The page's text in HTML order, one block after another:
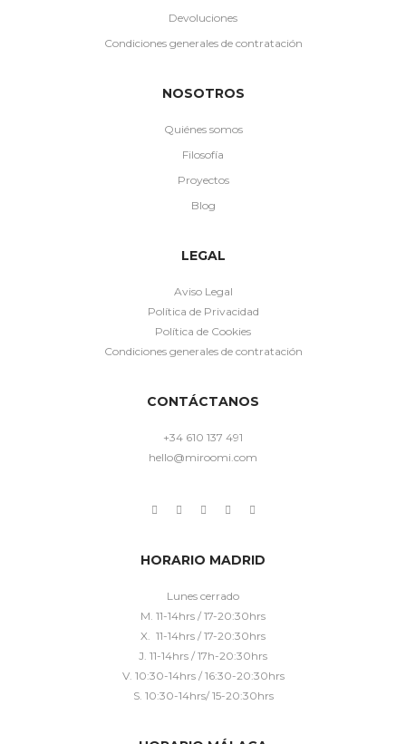
Devoluciones
Condiciones generales de contratación
NOSOTROS
Quiénes somos
Filosofía
Proyectos
Blog
LEGAL
Aviso Legal
Política de Privacidad
Política de Cookies
Condiciones generales de contratación
CONTÁCTANOS
+34 610 137 491
hello@miroomi.com
HORARIO MADRID
Lunes cerrado
M. 11-14hrs / 17-20:30hrs
X. 11-14hrs / 17-20:30hrs
J. 11-14hrs / 17h-20:30hrs
V. 10:30-14hrs / 16:30-20:30hrs
S. 10:30-14hrs/ 15-20:30hrs